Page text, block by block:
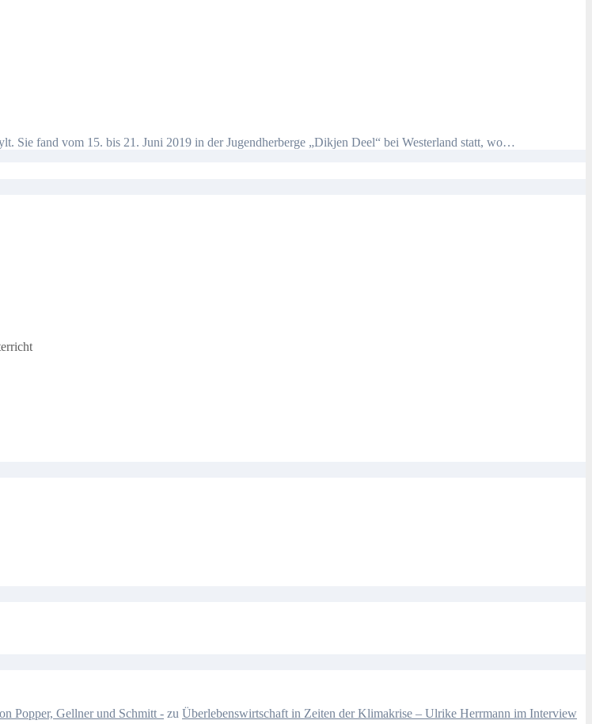
Sie fand vom 15. bis 21. Juni 2019 in der Jugendherberge „Dikjen Deel“ bei Westerland statt, wo…
Popper, Gellner und Schmitt - zu Überlebenswirtschaft in Zeiten der Klimakrise – Ulrike Herrmann im Interview